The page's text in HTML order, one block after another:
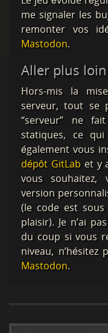
me signaler les
remonter vos
Mastodon.
Aller plus loin
Hors-mis la
serveur, tout se
“serveur” ne
statiques, ce
également vous
dépôt GitLab et y
vous souhaitez,
version
(le code est sous
plaisir). Je n’ai
du coup si vous
niveau,
Mastodon.